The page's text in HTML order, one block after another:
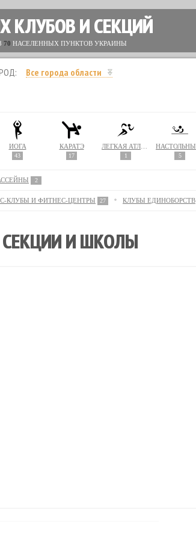
КЛУБОВ И СЕКЦИЙ
70 НАСЕЛЕННЫХ ПУНКТОВ УКРАИНЫ
Все города области
ЙОГА
43
КАРАТЭ
17 1 5
2
КЛУБЫ И ФИТНЕС-ЦЕНТРЫ 27 КЛУБЫ ЕДИНОБОРСТВ
СЕКЦИИ И ШКОЛЫ